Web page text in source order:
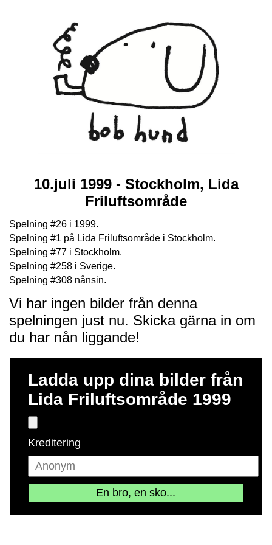
10.juli 1999 - Stockholm, Lida
Friluftsområde
Spelning #26 i 1999.
Spelning #1 på Lida Friluftsområde i Stockholm.
Spelning #77 i Stockholm.
Spelning #258 i Sverige.
Spelning #308 nånsin.
Vi har ingen bilder från denna
spelningen just nu. Skicka gärna in om
du har nån liggande!
Ladda upp dina bilder från
Lida Friluftsområde 1999
Kreditering